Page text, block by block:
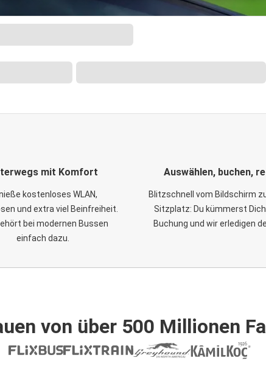
mit Komfort
kostenloses WLAN,
und extra viel Beinfreiheit.
bei modernen Bussen
einfach dazu.
Auswählen, buchen,
Blitzschnell vom Bildschirm
Sitzplatz: Du kümmerst
Buchung und wir erledigen
von über 500 Millionen